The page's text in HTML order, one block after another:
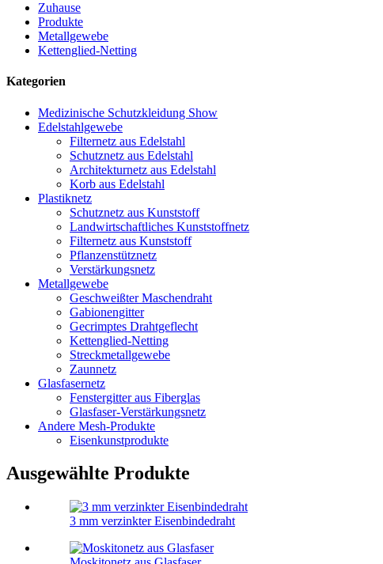
Zuhause
Produkte
Metallgewebe
Kettenglied-Netting
Kategorien
Medizinische Schutzkleidung Show
Edelstahlgewebe
Filternetz aus Edelstahl
Schutznetz aus Edelstahl
Architekturnetz aus Edelstahl
Korb aus Edelstahl
Plastiknetz
Schutznetz aus Kunststoff
Landwirtschaftliches Kunststoffnetz
Filternetz aus Kunststoff
Pflanzenstütznetz
Verstärkungsnetz
Metallgewebe
Geschweißter Maschendraht
Gabionengitter
Gecrimptes Drahtgeflecht
Kettenglied-Netting
Streckmetallgewebe
Zaunnetz
Glasfasernetz
Fenstergitter aus Fiberglas
Glasfaser-Verstärkungsnetz
Andere Mesh-Produkte
Eisenkunstprodukte
Ausgewählte Produkte
3 mm verzinkter Eisenbindedraht